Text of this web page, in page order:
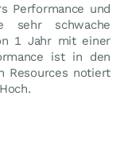
Performance und
sehr schwache
1 Jahr mit einer
ist in den
Resources notiert